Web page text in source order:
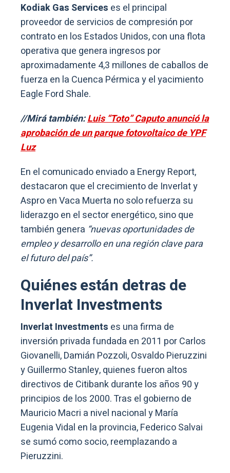
Kodiak Gas Services es el principal
proveedor de servicios de compresión por
contrato en los Estados Unidos, con una flota
operativa que genera ingresos por
aproximadamente 4,3 millones de caballos de
fuerza en la Cuenca Pérmica y el yacimiento
Eagle Ford Shale.
//Mirá también:Luis “Toto” Caputo anunció la
aprobación de un parque fotovoltaico de YPF
Luz
En el comunicado enviado a Energy Report,
destacaron que el crecimiento de Inverlat y
Aspro en Vaca Muerta no solo refuerza su
liderazgo en el sector energético, sino que
también genera “nuevas oportunidades de
empleo y desarrollo en una región clave para
el futuro del país”.
Quiénes están detras de
Inverlat Investments
Inverlat Investments es una firma de
inversión privada fundada en 2011 por Carlos
Giovanelli, Damián Pozzoli, Osvaldo Pieruzzini
y Guillermo Stanley, quienes fueron altos
directivos de Citibank durante los años 90 y
principios de los 2000. Tras el gobierno de
Mauricio Macri a nivel nacional y María
Eugenia Vidal en la provincia, Federico Salvai
se sumó como socio, reemplazando a
Pieruzzini.